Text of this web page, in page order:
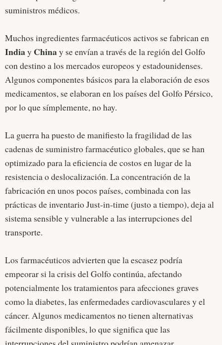
suministros médicos.
Muchos ingredientes farmacéuticos activos se fabrican en
Indiay Chinay se envían a través de la región del Golfo
con destino a los mercados europeos y estadounidenses.
Algunos componentes básicos para la elaboración de esos
medicamentos, se elaboran en los países del Golfo Pérsico,
por lo que símplemente, no hay.
La guerra ha puesto de manifiesto la fragilidad de las
cadenas de suministro farmacéutico globales, que se han
optimizado para la eficiencia de costos en lugar de la
resistencia o deslocalización. La concentración de la
fabricación en unos pocos países, combinada con las
prácticas de inventario Just-in-time (justo a tiempo), deja al
sistema sensible y vulnerable a las interrupciones del
transporte.
Los farmacéuticos advierten que la escasez podría
empeorar si la crisis del Golfo continúa, afectando
potencialmente los tratamientos para afecciones graves
como la diabetes, las enfermedades cardiovasculares y el
cáncer. Algunos medicamentos no tienen alternativas
fácilmente disponibles, lo que significa que las